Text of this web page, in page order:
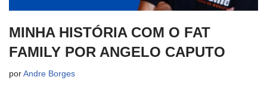
MINHA HISTÓRIA COM O FAT
FAMILY POR ANGELO CAPUTO
por Andre Borges